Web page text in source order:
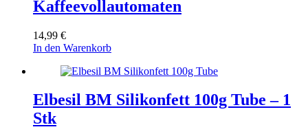
Kaffeevollautomaten
14,99 €
In den Warenkorb
Elbesil BM Silikonfett 100g Tube – 1
Stk